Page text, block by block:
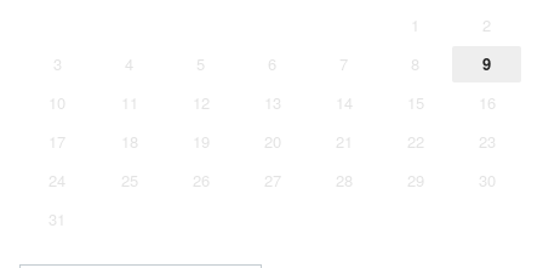
1
2
3
4 5 6 7 8
9
10
11 12 13 14 15
16
17
18 19 20 21 22
23
24
25 26 27 28 29
30
31